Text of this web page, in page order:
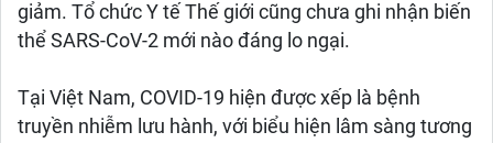
giảm. Tổ chức Y tế Thế giới cũng chưa ghi nhận biến
thể SARS-CoV-2 mới nào đáng lo ngại.
Tại Việt Nam, COVID-19 hiện được xếp là bệnh
truyền nhiễm lưu hành, với biểu hiện lâm sàng tương